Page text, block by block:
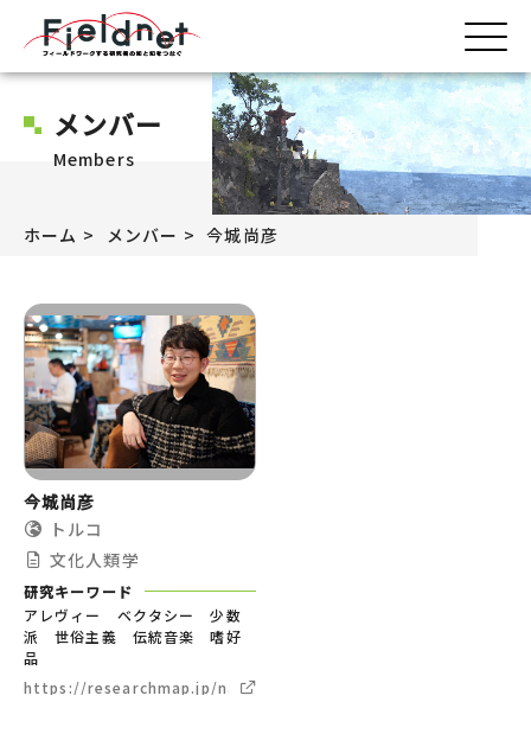
メンバー
Members
ホーム メンバー 今城尚彦
今城尚彦
トルコ
文化人類学
研究キーワード
アレヴィー ベクタシー 少数
派 世俗主義 伝統音楽 嗜好
品
https://researchmap.jp/naohiko_imajo